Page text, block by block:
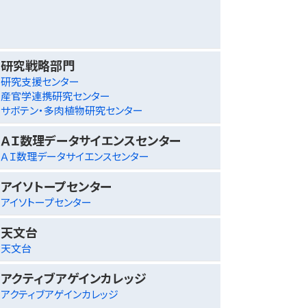
研究戦略部門
研究支援センター
産官学連携研究センター
サボテン・多肉植物研究センター
ＡＩ数理データサイエンスセンター
ＡＩ数理データサイエンスセンター
アイソトープセンター
アイソトープセンター
天文台
天文台
アクティブアゲインカレッジ
アクティブアゲインカレッジ